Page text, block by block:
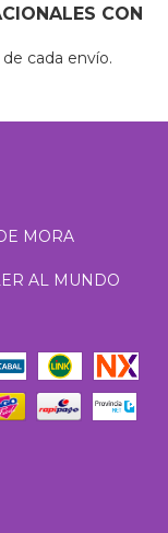
CON
cada envío.
MORA
AL MUNDO